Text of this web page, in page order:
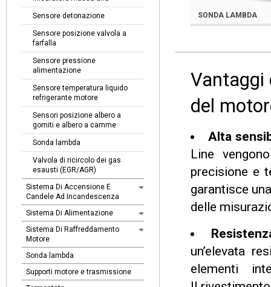
Sensore detonazione
Sensore posizione valvola a
farfalla
Sensore pressione
alimentazione
Sensore temperatura liquido
refrigerante motore
Sensori posizione albero a
gomiti e albero a camme
Sonda lambda
Valvola di ricircolo dei gas
esausti (EGR/AGR)
Sistema Di Accensione E
Candele Ad Incandescenza
Sistema Di Alimentazione
Sistema Di Raffreddamento
Motore
Sonda lambda
Supporti motore e trasmissione
SONDA LAMBDA
Vantaggi
del
Alta
Line
precisione e
garantisce
delle
un’elevata
elementi